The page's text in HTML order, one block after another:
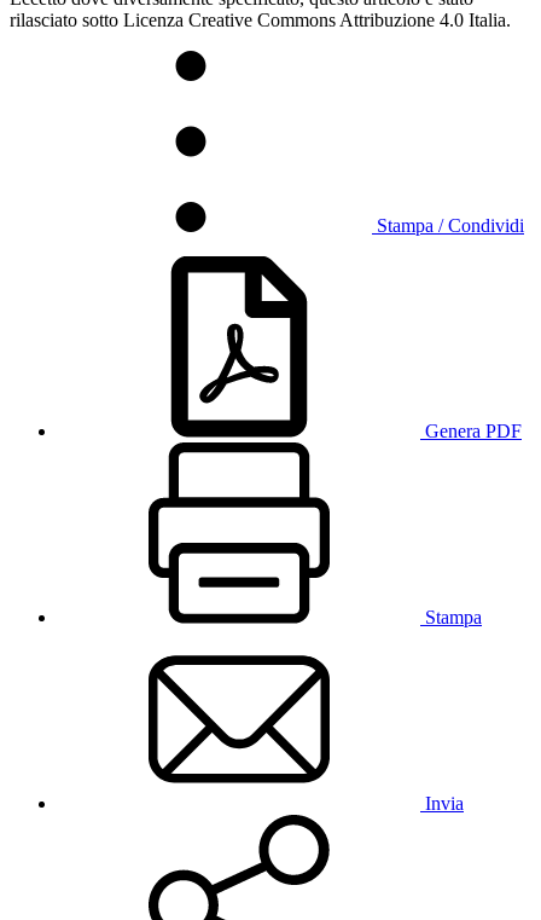
rilasciato sotto Licenza Creative Commons Attribuzione 4.0 Italia.
Stampa / Condividi
Genera PDF
Stampa
Invia